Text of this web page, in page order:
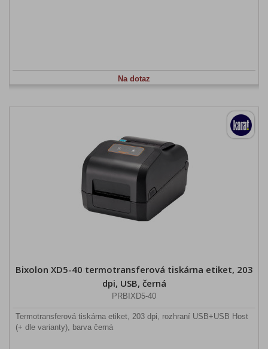
Na dotaz
Bixolon XD5-40 termotransferová tiskárna etiket, 203
dpi, USB, černá
PRBIXD5-40
Termotransferová tiskárna etiket, 203 dpi, rozhraní USB+USB Host
(+ dle varianty), barva černá